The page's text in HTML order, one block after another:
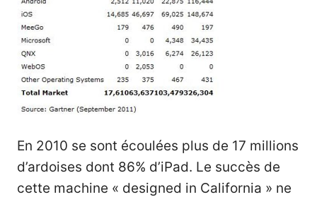
En 2010 se sont écoulées plus de 17 millions
d’ardoises dont 86% d’iPad. Le succès de
cette machine « designed in California » ne